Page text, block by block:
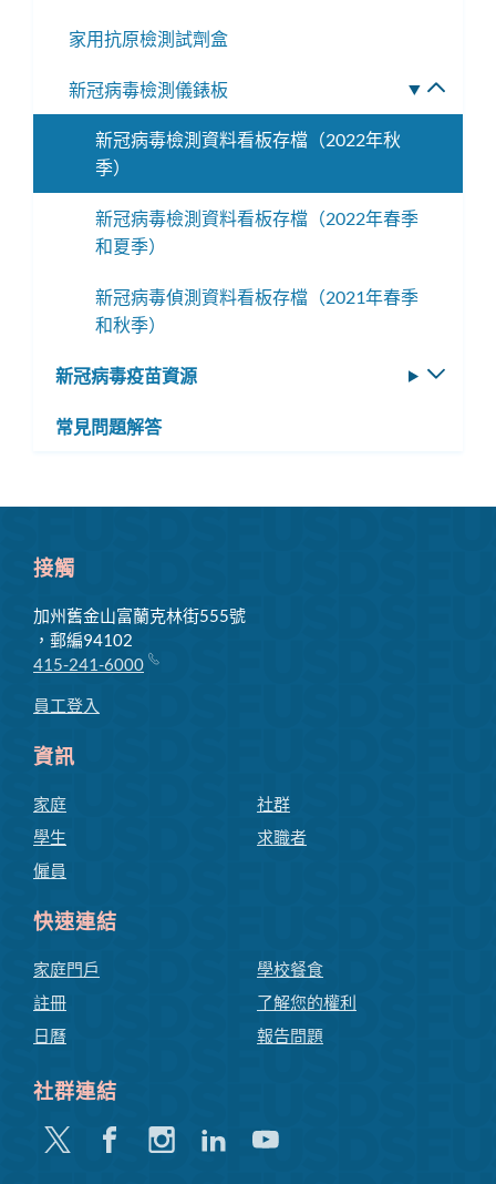
家用抗原檢測試劑盒
新冠病毒檢測儀錶板
換
單
新冠病毒檢測資料看板存檔（2022年秋
季）
新冠病毒檢測資料看板存檔（2022年春季
和夏季）
新冠病毒偵測資料看板存檔（2021年春季
和秋季）
新冠病毒疫苗資源
常見問題解答
接觸
加州舊金山富蘭克林街555號
，郵編94102
415-241-6000
員工登入
資訊
家庭
學生
僱員
社群
求職者
快速連結
家庭門戶
註冊
日曆
學校餐食
了解您的權利
報告問題
社群連結
嘰
FacebookInstagram
領
Youtube